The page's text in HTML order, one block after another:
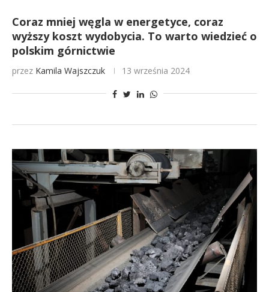
Coraz mniej węgla w energetyce, coraz
wyższy koszt wydobycia. To warto wiedzieć o
polskim górnictwie
przez Kamila Wajszczuk 13 września 2024